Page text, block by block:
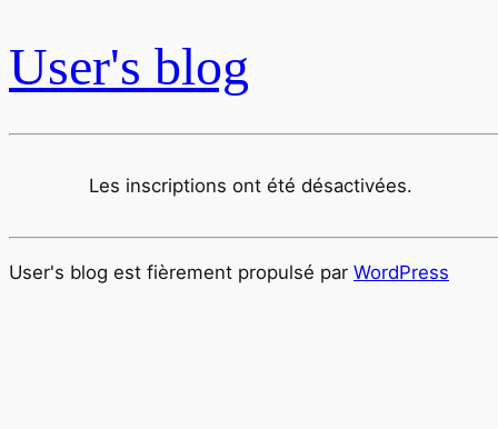
User's blog
Les inscriptions ont été désactivées.
User's blog est fièrement propulsé par WordPress